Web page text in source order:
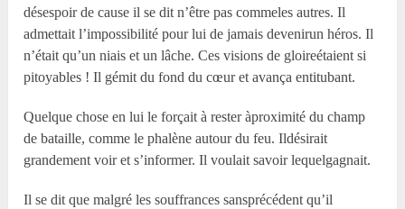
désespoir de cause il se dit n’être pas commeles autres. Il
admettait l’impossibilité pour lui de jamais devenirun héros. Il
n’était qu’un niais et un lâche. Ces visions de gloireétaient si
pitoyables ! Il gémit du fond du cœur et avança entitubant.
Quelque chose en lui le forçait à rester àproximité du champ
de bataille, comme le phalène autour du feu. Ildésirait
grandement voir et s’informer. Il voulait savoir lequelgagnait.
Il se dit que malgré les souffrances sansprécédent qu’il